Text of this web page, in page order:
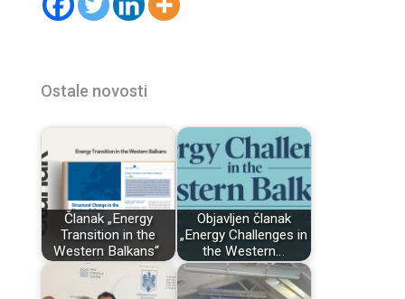
Ostale novosti
Članak „Energy
Transition in the
Western Balkans“
Objavljen članak
„Energy Challenges in
the Western…